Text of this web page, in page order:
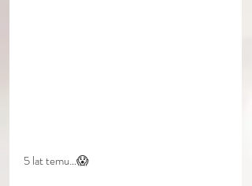
5 lat temu…😱